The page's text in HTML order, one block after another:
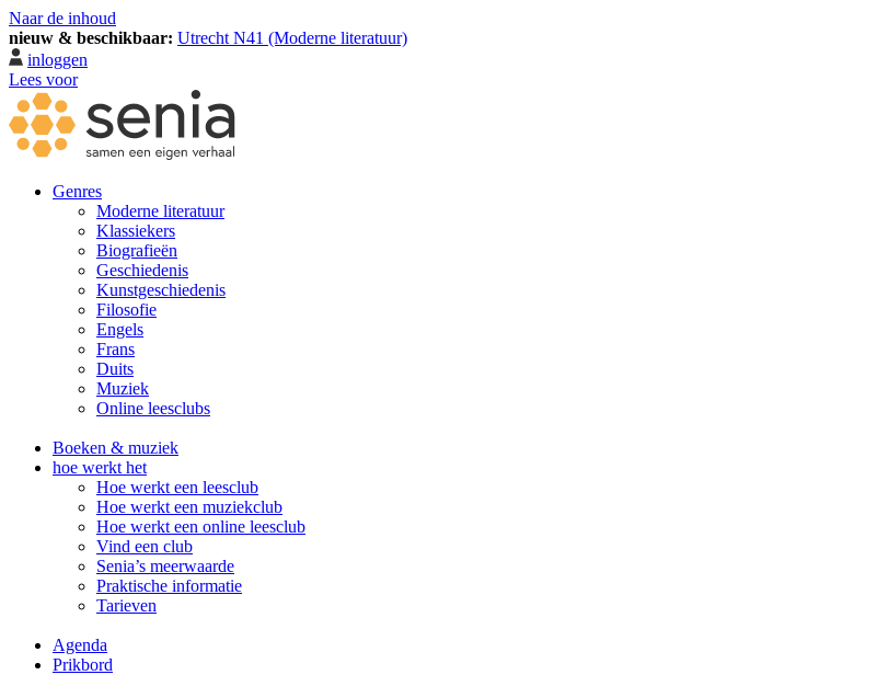
Naar de inhoud
nieuw & beschikbaar: Utrecht N41 (Moderne literatuur)
inloggen
Lees voor
Genres
Moderne literatuur
Klassiekers
Biografieën
Geschiedenis
Kunst­geschiedenis
Filosofie
Engels
Frans
Duits
Muziek
Online leesclubs
Boeken & muziek
hoe werkt het
Hoe werkt een leesclub
Hoe werkt een muziekclub
Hoe werkt een online leesclub
Vind een club
Senia’s meerwaarde
Praktische informatie
Tarieven
Agenda
Prikbord